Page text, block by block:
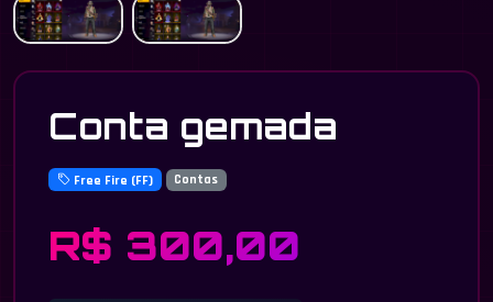
Conta gemada
Free Fire (FF) Contas
R$ 300,00